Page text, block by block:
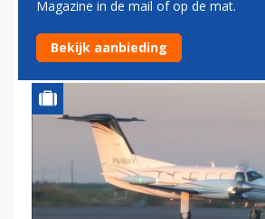
BRAZILIAANSE STAD,
OVERLEVENDEN
Magazine in de mail of op de mat.
Bekijk aanbieding